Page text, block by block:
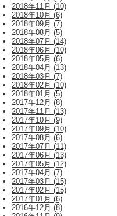
2018年11月 (10)
2018年10月 (6)
2018年09月 (7)
2018年08月 (5)
2018年07月 (14)
2018年06月 (10)
2018年05月 (6)
2018年04月 (13)
2018年03月 (7)
2018年02月 (10)
2018年01月 (5)
2017年12月 (8)
2017年11月 (13)
2017年10月 (9)
2017年09月 (10)
2017年08月 (6)
2017年07月 (11)
2017年06月 (13)
2017年05月 (12)
2017年04月 (7)
2017年03月 (15)
2017年02月 (15)
2017年01月 (6)
2016年12月 (8)